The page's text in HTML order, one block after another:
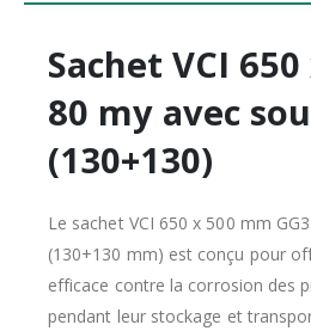
Sachet VCI
80 my avec
(130+130)
Le sachet VCI 650 x 500 mm
(130+130 mm) est conçu pour
efficace contre la corrosion des
pendant leur stockage et